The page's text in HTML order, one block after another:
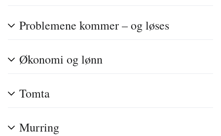
Problemene kommer – og løses
Økonomi og lønn
Tomta
Murring